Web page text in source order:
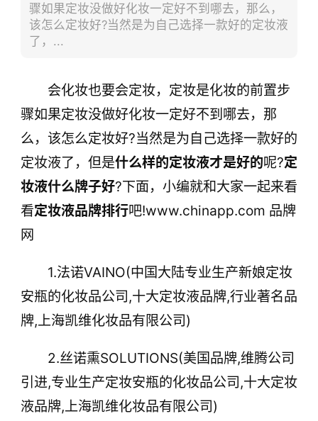
骤如果定妆没做好化妆一定好不到哪去，那么，
该怎么定妆好?当然是为自己选择一款好的定妆液
了，...
会化妆也要会定妆，定妆是化妆的前置步
骤如果定妆没做好化妆一定好不到哪去，那
么，该怎么定妆好?当然是为自己选择一款好的
定妆液了，但是什么样的定妆液才是好的呢?定
妆液什么牌子好?下面，小编就和大家一起来看
看定妆液品牌排行吧!www.chinapp.com 品牌
网
1.法诺VAINO(中国大陆专业生产新娘定妆
安瓶的化妆品公司,十大定妆液品牌,行业著名品
牌,上海凯维化妆品有限公司)
2.丝诺熏SOLUTIONS(美国品牌,维腾公司
引进,专业生产定妆安瓶的化妆品公司,十大定妆
液品牌,上海凯维化妆品有限公司)